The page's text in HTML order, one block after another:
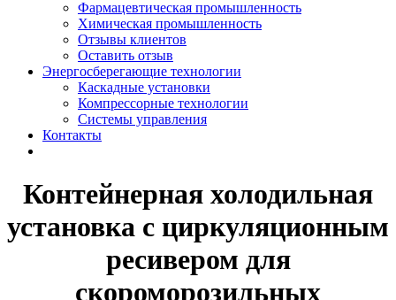
Фармацевтическая промышленность
Химическая промышленность
Отзывы клиентов
Оставить отзыв
Энергосберегающие технологии
Каскадные установки
Компрессорные технологии
Системы управления
Контакты
Контейнерная холодильная
установка с циркуляционным
ресивером для
скороморозильных